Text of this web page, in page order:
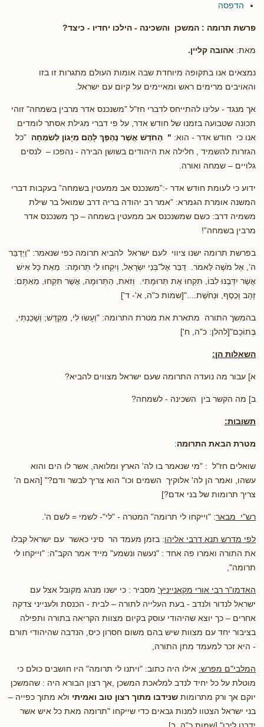
הדפסה
פרשת תרומה : המשכן והשכינה - הילכו יחדיו - כיצד?
מאת: אהובה קליין.
נמצאים אנו בתקופה מיוחדת שבה אומות העולם מתגרות זו בזו
והאויבים מרימים ראש ומאיימים על קיום עם ישראל.
אך מנגד - עלינו להתייחס לדברי חז"ל "משנכנס אדר מרבין בשמחה" זוהי
תכונה שטבועה בזמנו של חודש אדר, על פי דברי מגילת אסתר לומדים
אנו כי חודש אדר - הוא: " הַחֹדֶשׁ אֲשֶׁר נֶהְפַּךְ לָהֶם מִיָּגוֹן לְשִׂמְחָה "כל
הגזרות להשמיד , חלילה את היהודים בשושן הבירה - נהפכו – לנסים
גלויים – שמחה ואורה.
ידוע כי לעומת חודש אדר -:”משנכנס אב ממעטין בשמחה” בעקבות דברי
המשנה אומרת הגמרא: ”אמר רב יהודה בריה דרב שמואל בר שילת
משמיה דרב: כשם שמשנכנס אב ממעטין בשמחה – כך משנכנס אדר
מרבין בשמחה”!
בפרשת תרומה ישנו ציווי לעם ישראל להביא תרומה כפי שנאמר: "וַיְדַבֵּר
ה’, אֶל מֹשֶׁה לֵּאמֹר. דַּבֵּר אֶל־בְּנֵי יִשְׂרָאֵל, וְיִקְחוּ לִי תְּרוּמָה: מֵאֵת כָּל אִישׁ
אֲשֶׁר יִדְּבֶנּוּ לִבּוֹ, תִּקְחוּ אֶת תְּרוּמָתִי. וְזֹאת, הַתְּרוּמָה, אֲשֶׁר תִּקְחוּ, מֵאִתָּם:
זָהָב וָכֶסֶף, וּנְחֹשֶׁת...."[שמות כ"ה, א'- ד']
בהמשך התורה מתארת את מטרת התרומה: "וְעָשׂוּ לִי, מִקְדָּשׁ; וְשָׁכַנְתִּי,
בְּתוֹכָם"[להלן: כ"ה, ח']
השאלות הן:
א] עבור מה נועדה התרומה שעם ישראל מצווים להביא?
ב] מה הקשר בין השכינה - לשמחה?
תשובות:
מטרת הבאת התרומה:
שואלים חז"ל : "מי שנאמר בו לה' הארץ ומלואה, אשר לו הים והוא
עשהו, ואמר הן לה' אלוקיך השמים וכו" הוא צריך לבשר ודם?" [האם ה'
צריך תרומות של בני אדם?]
רש"י מבאר: "וייקחו לי תרומה" המטרה - "לי"- לשמי = לשם ה'.
לפי מדרש תנא דרבי אליהו: בזמן מעמד הר סיני כאשר עם ישראל קבלו
את התורה ואמרו פה אחד : "נעשה ונשמע" מייד אמר הקב"ה: "וייקחו לי
תרומה",
האדמו"ר רבי אורי מקאנייניץ' מסביר : כי ישנו מנהג מקובל אצל עם
ישראל לנדור ולנדב - בעת העלייה לתורה – לבית - הכנסת ולענייני צדקה
אחרים – כך יוצא שהיהודי עוסק בקיום מצוות הקריאה בתורה ותפילה
בציבור יחד עם מצוות שיש בהם משום חסרון כיס, הנדבה שהיהודי תורם
- היא זכר למעמד מתן התורה,
המלבי"ם מפרש: אילו היה כתוב: "ויתנו לי תרומה" היו חושבים כולם כי
מוטלת על כל יחיד לנדב למלאכת המשכן ,אך רצון הבורא היה : שהמשכן
יוקם אך ורק מתרומות שנידבו מתוך רצון טוב ואמיתי ולא מתוך כפייה –
בני ישראל הצטוו למנות גבאים כדי שייקחו "תרומה מאת כל איש אשר